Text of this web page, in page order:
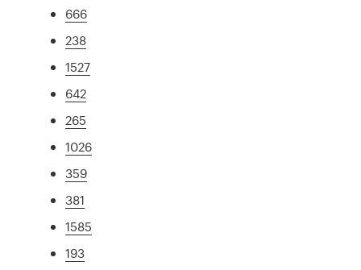
666
238
1527
642
265
1026
359
381
1585
193